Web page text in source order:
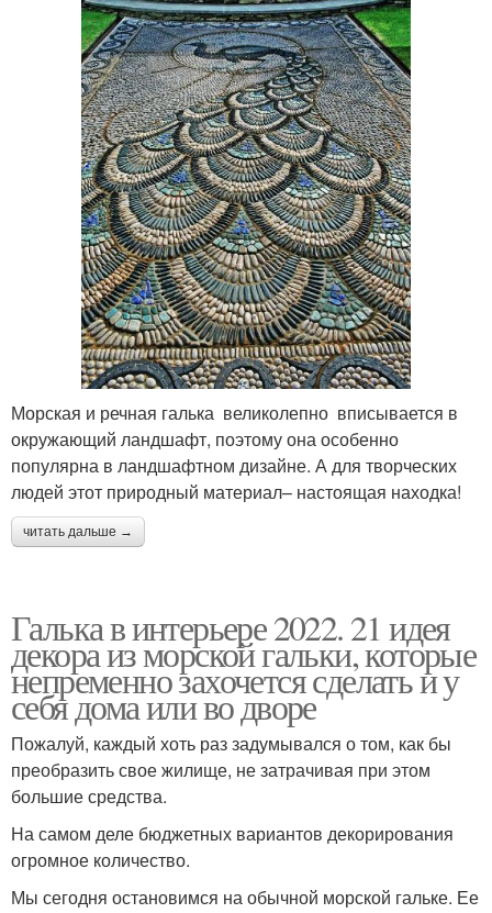
Морская и речная галька великолепно вписывается в
окружающий ландшафт, поэтому она особенно
популярна в ландшафтном дизайне. А для творческих
людей этот природный материал– настоящая находка!
читать дальше →
Галька в интерьере 2022. 21 идея
декора из морской гальки, которые
непременно захочется сделать и у
себя дома или во дворе
Пожалуй, каждый хоть раз задумывался о том, как бы
преобразить свое жилище, не затрачивая при этом
большие средства.
На самом деле бюджетных вариантов декорирования
огромное количество.
Мы сегодня остановимся на обычной морской гальке. Ее